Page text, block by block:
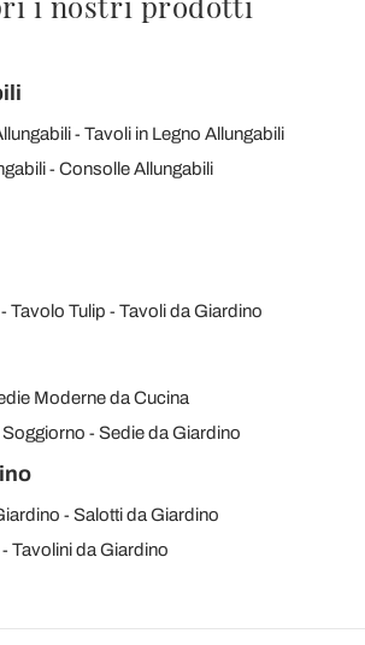
Tavoli in Legno Allungabili
Consolle Allungabili
Tavolo Tulip Tavoli da Giardino
Moderne da Cucina
Sedie da Giardino
Salotti da Giardino
Tavolini da Giardino